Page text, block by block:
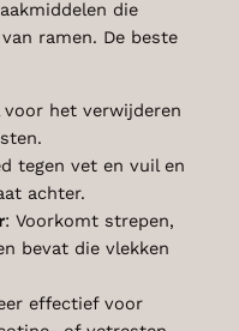
die
ramen. De beste
voor het verwijderen
tegen vet en vuil en
achter.
: Voorkomt strepen,
bevat die vlekken
effectief voor